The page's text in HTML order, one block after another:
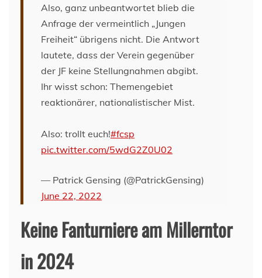
Also, ganz unbeantwortet blieb die
Anfrage der vermeintlich „Jungen
Freiheit“ übrigens nicht. Die Antwort
lautete, dass der Verein gegenüber
der JF keine Stellungnahmen abgibt.
Ihr wisst schon: Themengebiet
reaktionärer, nationalistischer Mist.
Also: trollt euch!#fcsp
pic.twitter.com/5wdG2Z0U02
— Patrick Gensing (@PatrickGensing)
June 22, 2022
Keine Fanturniere am Millerntor
in 2024